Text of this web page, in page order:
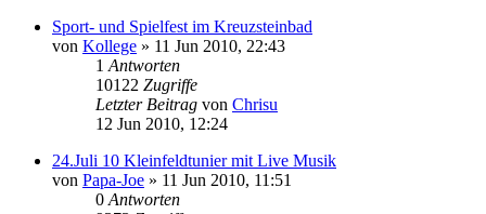
Sport- und Spielfest im Kreuzsteinbad
von Kollege » 11 Jun 2010, 22:43
1 Antworten
10122 Zugriffe
Letzter Beitrag von Chrisu
12 Jun 2010, 12:24
24.Juli 10 Kleinfeldtunier mit Live Musik
von Papa-Joe » 11 Jun 2010, 11:51
0 Antworten